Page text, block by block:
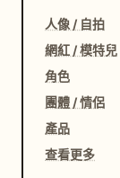
人像 / 自拍
網紅 / 模特兒
角色
團體 / 情侶
產品
查看更多